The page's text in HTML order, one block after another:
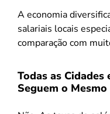
A economia
salariais locais
comparação com
Todas as
Seguem o